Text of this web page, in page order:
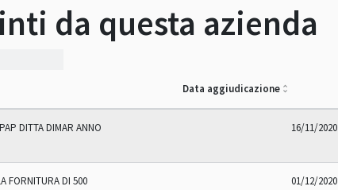
da questa azienda
Data aggiudicazione
DITTA DIMAR ANNO
16/11/2020
FORNITURA DI 500
01/12/2020